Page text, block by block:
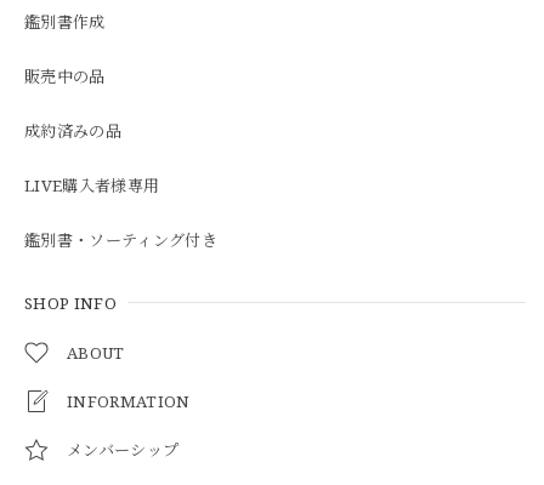
鑑別書作成
販売中の品
成約済みの品
LIVE購入者様専用
鑑別書・ソーティング付き
SHOP INFO
ABOUT
INFORMATION
メンバーシップ